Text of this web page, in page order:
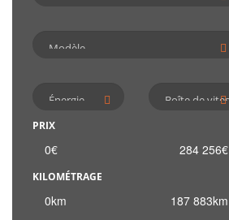
PRIX
0€ 284 256€
KILOMÉTRAGE
0km 187 883km